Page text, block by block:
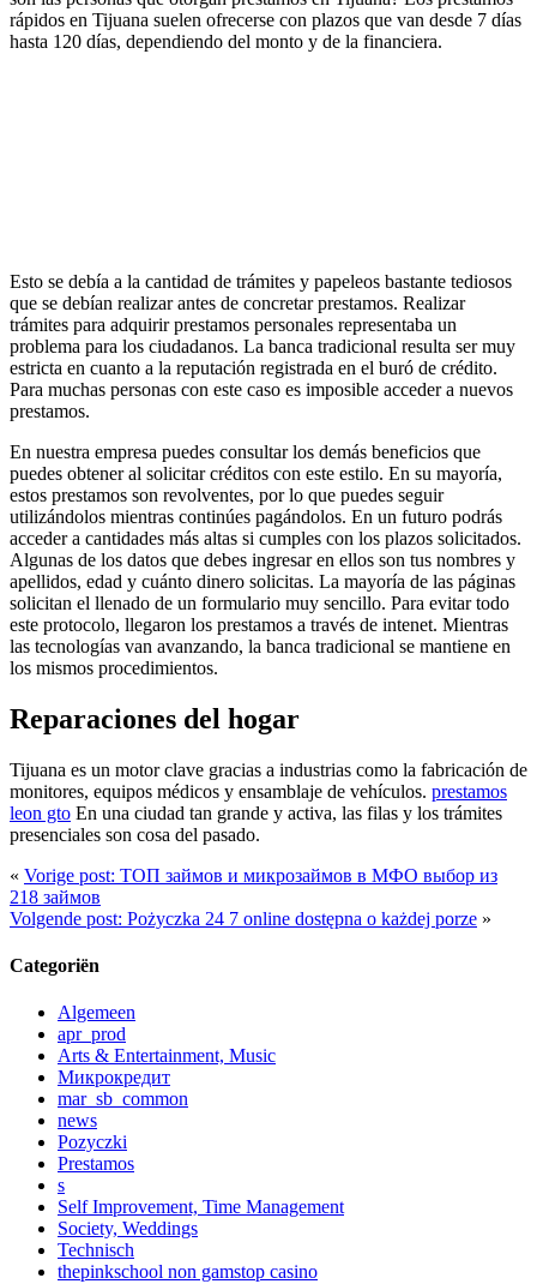
rápidos en Tijuana suelen ofrecerse con plazos que van desde 7 días
hasta 120 días, dependiendo del monto y de la financiera.
Esto se debía a la cantidad de trámites y papeleos bastante tediosos
que se debían realizar antes de concretar prestamos. Realizar
trámites para adquirir prestamos personales representaba un
problema para los ciudadanos. La banca tradicional resulta ser muy
estricta en cuanto a la reputación registrada en el buró de crédito.
Para muchas personas con este caso es imposible acceder a nuevos
prestamos.
En nuestra empresa puedes consultar los demás beneficios que
puedes obtener al solicitar créditos con este estilo. En su mayoría,
estos prestamos son revolventes, por lo que puedes seguir
utilizándolos mientras continúes pagándolos. En un futuro podrás
acceder a cantidades más altas si cumples con los plazos solicitados.
Algunas de los datos que debes ingresar en ellos son tus nombres y
apellidos, edad y cuánto dinero solicitas. La mayoría de las páginas
solicitan el llenado de un formulario muy sencillo. Para evitar todo
este protocolo, llegaron los prestamos a través de intenet. Mientras
las tecnologías van avanzando, la banca tradicional se mantiene en
los mismos procedimientos.
Reparaciones del hogar
Tijuana es un motor clave gracias a industrias como la fabricación de
monitores, equipos médicos y ensamblaje de vehículos. prestamos
leon gto En una ciudad tan grande y activa, las filas y los trámites
presenciales son cosa del pasado.
« Vorige post: ТОП займов и микрозаймов в МФО выбор из
218 займов
Volgende post: Pożyczka 24 7 online dostępna o każdej porze »
Categoriën
Algemeen
apr_prod
Arts & Entertainment, Music
Микрокредит
mar_sb_common
news
Pozyczki
Prestamos
s
Self Improvement, Time Management
Society, Weddings
Technisch
thepinkschool non gamstop casino